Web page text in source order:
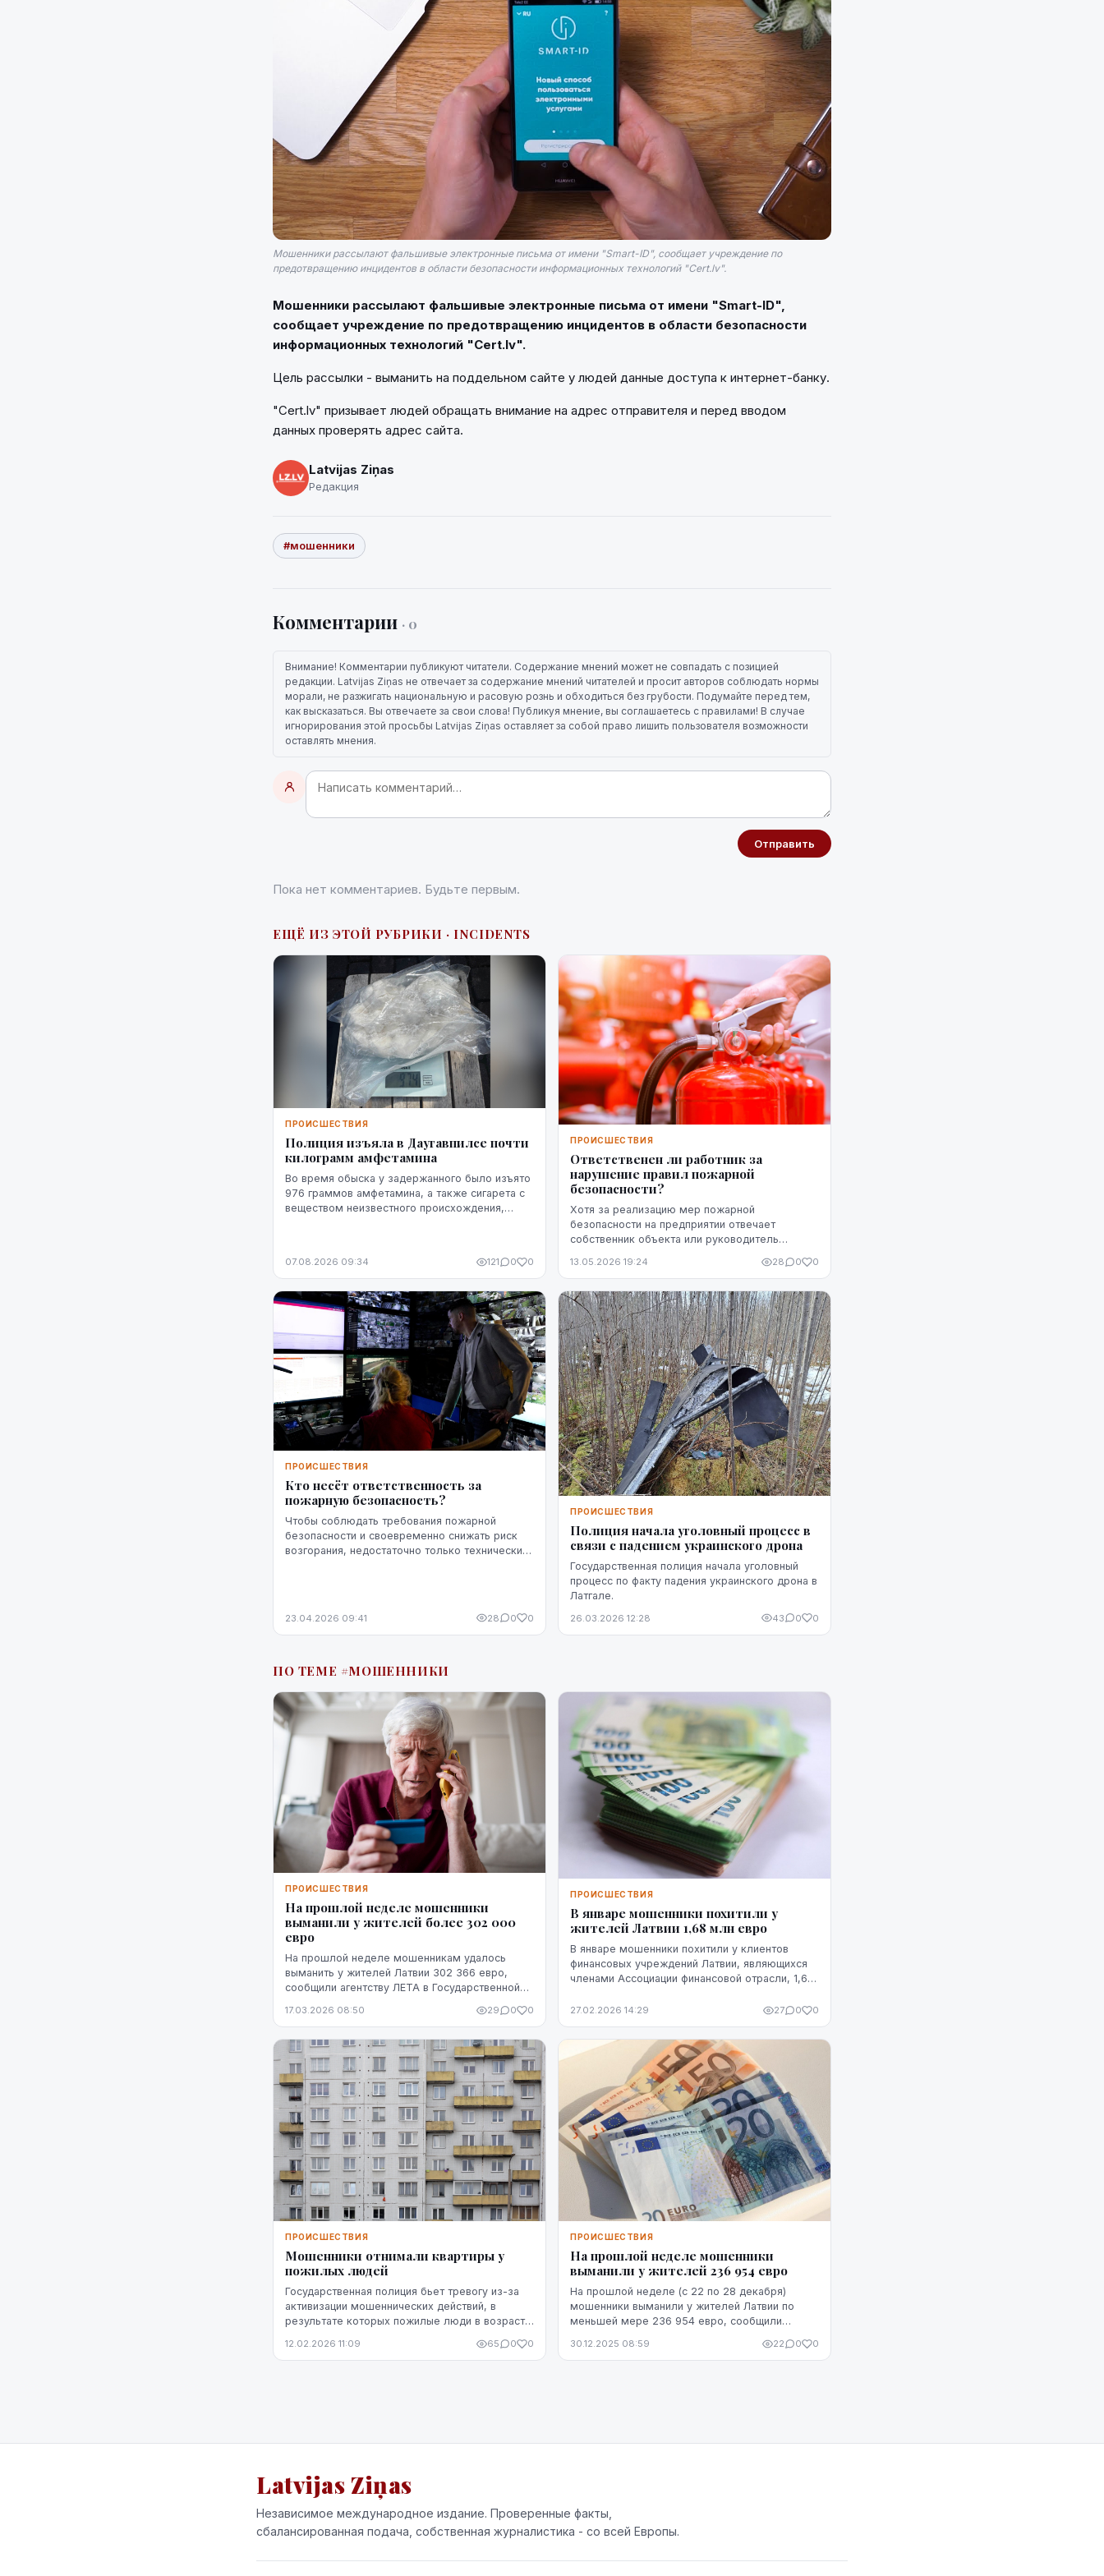
Мошенники рассылают фальшивые электронные письма от имени "Smart-ID", сообщает учреждение по
предотвращению инцидентов в области безопасности информационных технологий "Cert.lv".
Мошенники рассылают фальшивые электронные письма от имени "Smart-ID",
сообщает учреждение по предотвращению инцидентов в области безопасности
информационных технологий "Cert.lv".
Цель рассылки - выманить на поддельном сайте у людей данные доступа к интернет-банку.
"Cert.lv" призывает людей обращать внимание на адрес отправителя и перед вводом
данных проверять адрес сайта.
Latvijas Ziņas
Редакция
#мошенники
Комментарии · 0
Внимание! Комментарии публикуют читатели. Содержание мнений может не совпадать с позицией
редакции. Latvijas Ziņas не отвечает за содержание мнений читателей и просит авторов соблюдать нормы
морали, не разжигать национальную и расовую рознь и обходиться без грубости. Подумайте перед тем,
как высказаться. Вы отвечаете за свои слова! Публикуя мнение, вы соглашаетесь с правилами! В случае
игнорирования этой просьбы Latvijas Ziņas оставляет за собой право лишить пользователя возможности
оставлять мнения.
Отправить
Пока нет комментариев. Будьте первым.
ЕЩЁ ИЗ ЭТОЙ РУБРИКИ · INCIDENTS
ПРОИСШЕСТВИЯ
Полиция изъяла в Даугавпилсе почти
килограмм амфетамина
Во время обыска у задержанного было изъято
976 граммов амфетамина, а также сигарета с
веществом неизвестного происхождения,
07.08.2026 09:34 121 0 0
ПРОИСШЕСТВИЯ
Ответственен ли работник за
нарушение правил пожарной
безопасности?
Хотя за реализацию мер пожарной
безопасности на предприятии отвечает
собственник объекта или руководитель
рабочем месте должны заботиться все.
13.05.2026 19:24 28 0 0
ПРОИСШЕСТВИЯ
Кто несёт ответственность за
пожарную безопасность?
Чтобы соблюдать требования пожарной
безопасности и своевременно снижать риск
возгорания, недостаточно только технических
23.04.2026 09:41 28 0 0
ПРОИСШЕСТВИЯ
Полиция начала уголовный процесс в
связи с падением украинского дрона
Государственная полиция начала уголовный
процесс по факту падения украинского дрона в
Латгале.
26.03.2026 12:28 43 0 0
ПО ТЕМЕ #МОШЕННИКИ
ПРОИСШЕСТВИЯ
На прошлой неделе мошенники
выманили у жителей более 302 000
евро
На прошлой неделе мошенникам удалось
выманить у жителей Латвии 302 366 евро,
сообщили агентству ЛЕТА в Государственной
17.03.2026 08:50 29 0 0
ПРОИСШЕСТВИЯ
В январе мошенники похитили у
жителей Латвии 1,68 млн евро
В январе мошенники похитили у клиентов
финансовых учреждений Латвии, являющихся
членами Ассоциации финансовой отрасли, 1,68
подтверждали платежи, сообщили агентству
27.02.2026 14:29 27 0 0
ПРОИСШЕСТВИЯ
Мошенники отнимали квартиры у
пожилых людей
Государственная полиция бьет тревогу из-за
активизации мошеннических действий, в
результате которых пожилые люди в возрасте
последние несколько месяцев возбужд...
12.02.2026 11:09 65 0 0
ПРОИСШЕСТВИЯ
На прошлой неделе мошенники
выманили у жителей 236 954 евро
На прошлой неделе (с 22 по 28 декабря)
мошенники выманили у жителей Латвии по
меньшей мере 236 954 евро, сообщили
30.12.2025 08:59 22 0 0
Latvijas Ziņas
Независимое международное издание. Проверенные факты,
сбалансированная подача, собственная журналистика - со всей Европы.